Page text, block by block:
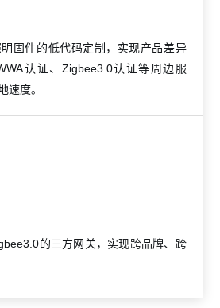
固件的低代码定制，实现产品差异
认证、Zigbee3.0认证等周边服
速度。
的三方网关，实现跨品牌、跨